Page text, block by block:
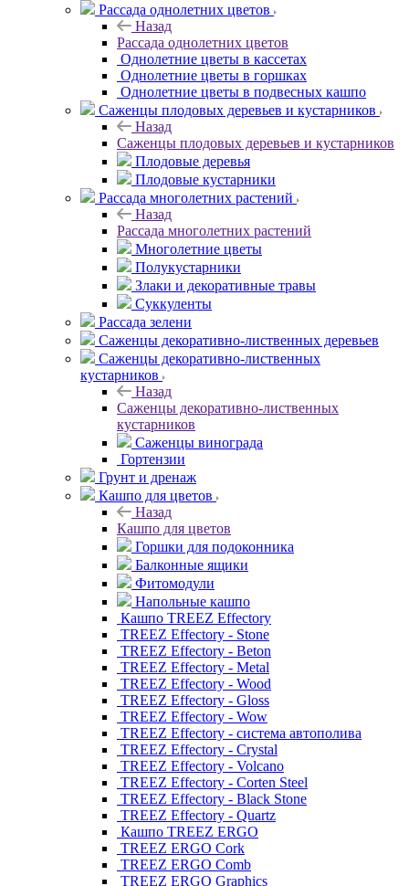
Рассада однолетних цветов
Назад
Рассада однолетних цветов
Однолетние цветы в кассетах
Однолетние цветы в горшках
Однолетние цветы в подвесных кашпо
Саженцы плодовых деревьев и кустарников
Назад
Саженцы плодовых деревьев и кустарников
Плодовые деревья
Плодовые кустарники
Рассада многолетних растений
Назад
Рассада многолетних растений
Многолетние цветы
Полукустарники
Злаки и декоративные травы
Суккуленты
Рассада зелени
Саженцы декоративно-лиственных деревьев
Саженцы декоративно-лиственных
кустарников
Назад
Саженцы декоративно-лиственных
кустарников
Саженцы винограда
Гортензии
Грунт и дренаж
Кашпо для цветов
Назад
Кашпо для цветов
Горшки для подоконника
Балконные ящики
Фитомодули
Напольные кашпо
Кашпо TREEZ Effectory
TREEZ Effectory - Stone
TREEZ Effectory - Beton
TREEZ Effectory - Metal
TREEZ Effectory - Wood
TREEZ Effectory - Gloss
TREEZ Effectory - Wow
TREEZ Effectory - система автополива
TREEZ Effectory - Crystal
TREEZ Effectory - Volcano
TREEZ Effectory - Corten Steel
TREEZ Effectory - Black Stone
TREEZ Effectory - Quartz
Кашпо TREEZ ERGO
TREEZ ERGO Cork
TREEZ ERGO Comb
TREEZ ERGO Graphics